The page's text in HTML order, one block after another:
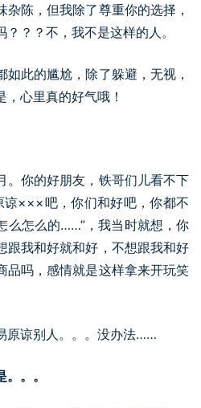
陈，但我除了尊重你的选择，
？？不，我不是这样的人。
如此的尴尬，除了躲避，无视，
心里真的好气哦！
。你的好朋友，铁哥们儿看不下
谅×××吧，你们和好吧，你都不
么怎么的……”，我当时就想，你
跟我和好就和好，不想跟我和好
品吗，感情就是这样拿来开玩笑
原谅别人。。。没办法……
。。